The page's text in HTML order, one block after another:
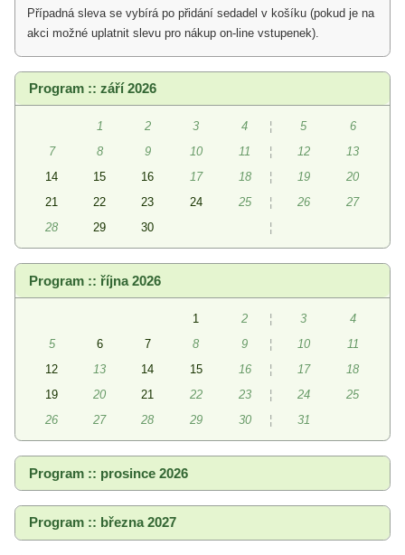
Případná sleva se vybírá po přidání sedadel v košíku (pokud je na
akci možné uplatnit slevu pro nákup on-line vstupenek).
Program :: září 2026
1 2 3 4 ¦ 5
6
7
8 9 10 11 ¦ 12
13
14
15 16 17 18 ¦ 19
20
21
22 23 24 25 ¦ 26
27
28
29 30 ¦
Program :: října 2026
1 2 ¦ 3
4
5
6 7 8 9 ¦ 10
11
12
13 14 15 16 ¦ 17
18
19
20 21 22 23 ¦ 24
25
26
27 28 29 30 ¦ 31
Program :: prosince 2026
Program :: března 2027